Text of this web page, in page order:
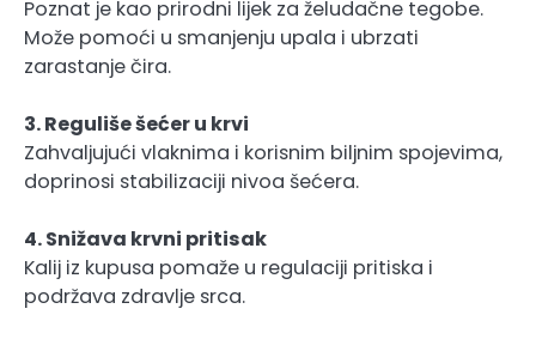
Poznat je kao prirodni lijek za želudačne tegobe.
Može pomoći u smanjenju upala i ubrzati
zarastanje čira.
3. Reguliše šećer u krvi
Zahvaljujući vlaknima i korisnim biljnim spojevima,
doprinosi stabilizaciji nivoa šećera.
4. Snižava krvni pritisak
Kalij iz kupusa pomaže u regulaciji pritiska i
podržava zdravlje srca.